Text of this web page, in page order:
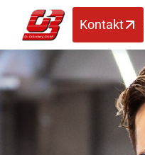
Kontakt